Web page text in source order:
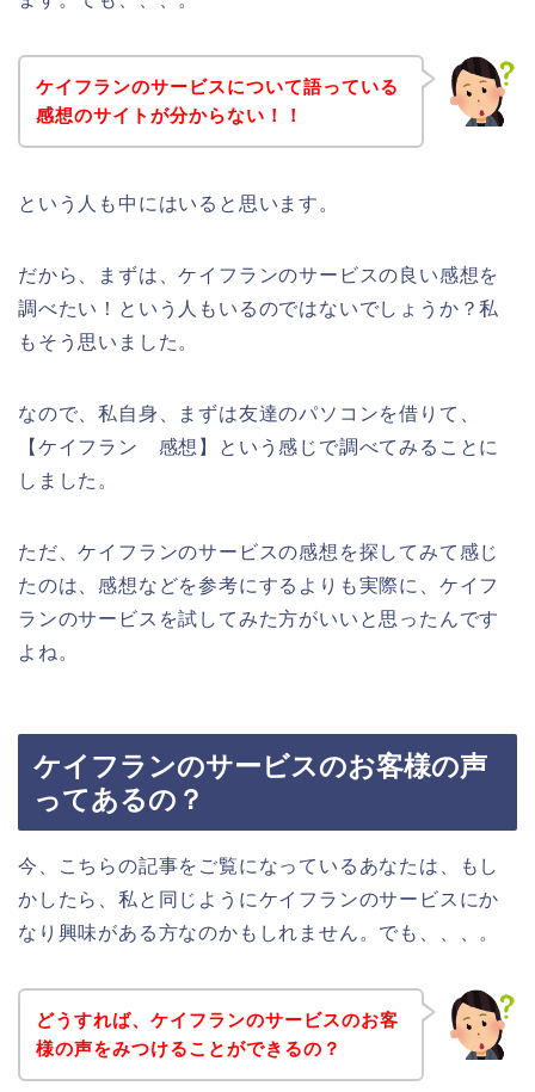
ケイフランのサービスについて語っている
感想のサイトが分からない！！
という人も中にはいると思います。
だから、まずは、ケイフランのサービスの良い感想を
調べたい！という人もいるのではないでしょうか？私
もそう思いました。
なので、私自身、まずは友達のパソコンを借りて、
【ケイフラン 感想】という感じで調べてみることに
しました。
ただ、ケイフランのサービスの感想を探してみて感じ
たのは、感想などを参考にするよりも実際に、ケイフ
ランのサービスを試してみた方がいいと思ったんです
よね。
ケイフランのサービスのお客様の声
ってあるの？
今、こちらの記事をご覧になっているあなたは、もし
かしたら、私と同じようにケイフランのサービスにか
なり興味がある方なのかもしれません。でも、、、。
どうすれば、ケイフランのサービスのお客
様の声をみつけることができるの？